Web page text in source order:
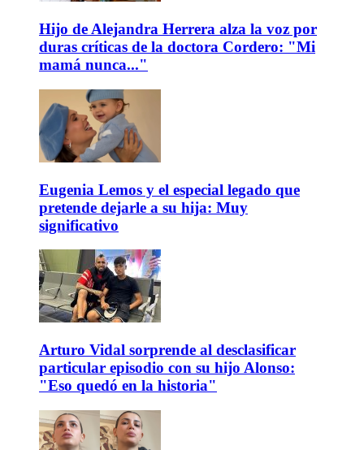
Hijo de Alejandra Herrera alza la voz por
duras críticas de la doctora Cordero: "Mi
mamá nunca..."
Eugenia Lemos y el especial legado que
pretende dejarle a su hija: Muy
significativo
Arturo Vidal sorprende al desclasificar
particular episodio con su hijo Alonso:
"Eso quedó en la historia"